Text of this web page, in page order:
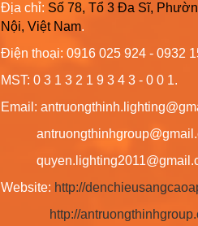
Địa chỉ: Số 78, Tổ 3 Đa Sĩ,
Nội, Việt Nam.
Điện thoại: 0916 025 924 - 0932
MST: 0 3 1 3 2 1 9 3 4 3 - 0 0 1.
Email:
Website: http://
http://